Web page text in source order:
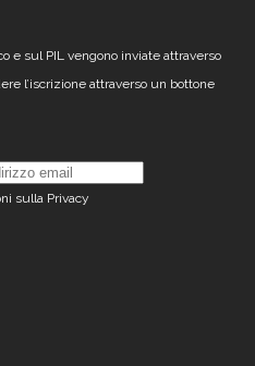
e sul PIL vengono inviate attraverso
l’iscrizione attraverso un bottone
sulla Privacy